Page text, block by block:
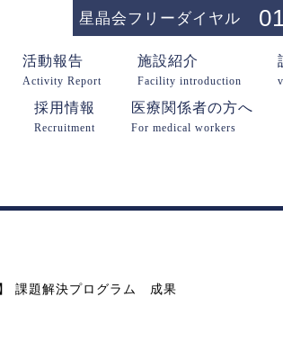
星晶会フリーダイヤル
活動報告
Activity Report
施設紹介
Facility introduction
採用情報
Recruitment
医療関係者の方へ
For medical workers
課題解決プログラム 成果